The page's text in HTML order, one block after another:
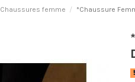
Chaussures femme *Chaussure